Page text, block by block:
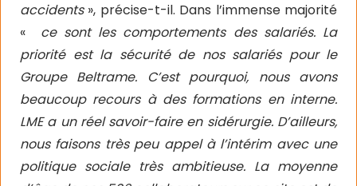
accidents », précise-t-il. Dans l’immense majorité
« ce sont les comportements des salariés. La
priorité est la sécurité de nos salariés pour le
Groupe Beltrame. C’est pourquoi, nous avons
beaucoup recours à des formations en interne.
LME a un réel savoir-faire en sidérurgie. D’ailleurs,
nous faisons très peu appel à l’intérim avec une
politique sociale très ambitieuse. La moyenne